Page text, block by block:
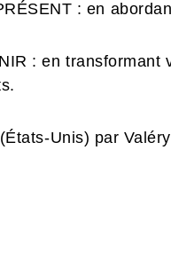
: en
: en
Unis) par